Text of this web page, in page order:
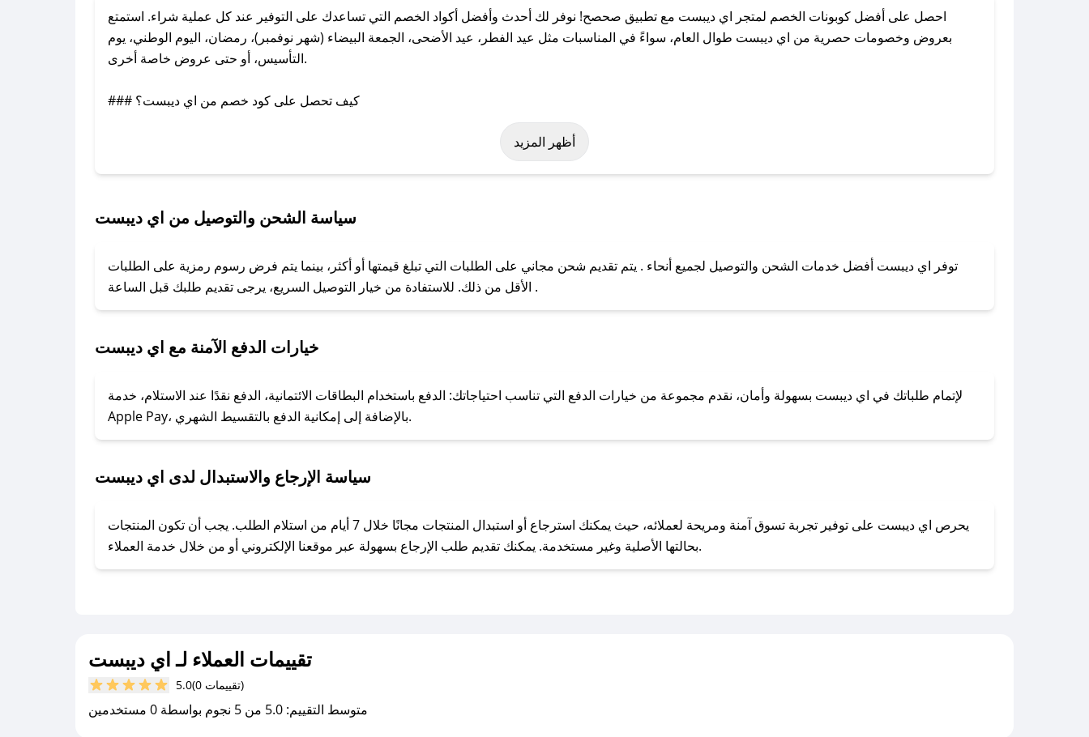
احصل على أفضل كوبونات الخصم لمتجر اي ديبست مع تطبيق صحصح! نوفر لك أحدث وأفضل أكواد الخصم التي تساعدك على التوفير عند كل عملية شراء. استمتع
بعروض وخصومات حصرية من اي ديبست طوال العام، سواءً في المناسبات مثل عيد الفطر، عيد الأضحى، الجمعة البيضاء (شهر نوفمبر)، رمضان، اليوم الوطني، يوم
التأسيس، أو حتى عروض خاصة أخرى.
### كيف تحصل على كود خصم من اي ديبست؟
باستخدام تطبيق صحصح، يمكنك العثور بسهولة على كود خصم اي ديبست. وفي حال عدم توفر الكوبون، تواصل معنا عبر تويتر أو البريد الإلكتروني لإضافته بسرعة.
لا تقلق! يمكنك التواصل مع فريق دعم صحصح عبر الرسائل الخاصة على تويتر أو البريد الإلكتروني، وسنقوم بحل المشكلة في أسرع وقت ممكن.
### ماذا أفعل إذا لم أجد كود خصم لمتجري المفضل؟
للحصول على كوبونات وخصومات حصرية، قم بما يلي:
- اضغط على أيقونة متابعة لمتجر اي ديبست في تطبيق صحصح.
- تابع حسابنا الرسمي على تويتر وقم بتفعيل زر التنبيهات.
أظهر المزيد
سياسة الشحن والتوصيل من اي ديبست
توفر اي ديبست أفضل خدمات الشحن والتوصيل لجميع أنحاء . يتم تقديم شحن مجاني على الطلبات التي تبلغ قيمتها أو أكثر، بينما يتم فرض رسوم رمزية على الطلبات
الأقل من ذلك. للاستفادة من خيار التوصيل السريع، يرجى تقديم طلبك قبل الساعة .
خيارات الدفع الآمنة مع اي ديبست
لإتمام طلباتك في اي ديبست بسهولة وأمان، نقدم مجموعة من خيارات الدفع التي تناسب احتياجاتك: الدفع باستخدام البطاقات الائتمانية، الدفع نقدًا عند الاستلام، خدمة
Apple Pay، بالإضافة إلى إمكانية الدفع بالتقسيط الشهري.
سياسة الإرجاع والاستبدال لدى اي ديبست
يحرص اي ديبست على توفير تجربة تسوق آمنة ومريحة لعملائه، حيث يمكنك استرجاع أو استبدال المنتجات مجانًا خلال 7 أيام من استلام الطلب. يجب أن تكون المنتجات
بحالتها الأصلية وغير مستخدمة. يمكنك تقديم طلب الإرجاع بسهولة عبر موقعنا الإلكتروني أو من خلال خدمة العملاء.
تقييمات العملاء لـ اي ديبست
5.0 (0 تقييمات)
متوسط التقييم: 5.0 من 5 نجوم بواسطة 0 مستخدمين